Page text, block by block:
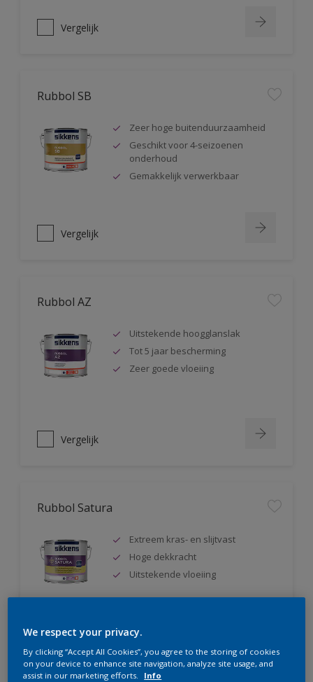
Vergelijk
Rubbol SB
Zeer hoge buitenduurzaamheid
Geschikt voor 4-seizoenen
onderhoud
Gemakkelijk verwerkbaar
Vergelijk
Rubbol AZ
Uitstekende hoogglanslak
Tot 5 jaar bescherming
Zeer goede vloeiing
Vergelijk
Rubbol Satura
Extreem kras- en slijtvast
Hoge dekkracht
Uitstekende vloeiing
We respect your privacy.
By clicking “Accept All Cookies”, you agree to the storing of cookies
on your device to enhance site navigation, analyze site usage, and
assist in our marketing efforts.
Info